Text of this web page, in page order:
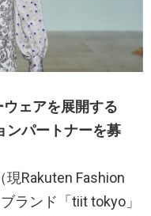
ェアを展開する
ンパートナーを募
Rakuten Fashion
ランド「tiit tokyo」